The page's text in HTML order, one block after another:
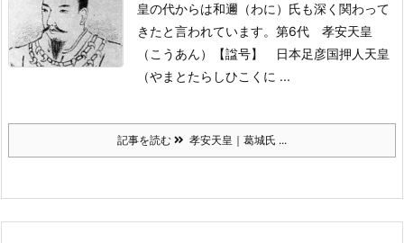
皇の代からは和邇（わに）氏も深く関わって
きたと言われています。 第6代 孝安天皇
（こうあん）
【諡号】 日本足彦国押人天皇
（やまとたらしひこくに ...
記事を読む 孝安天皇｜葛城氏 ...